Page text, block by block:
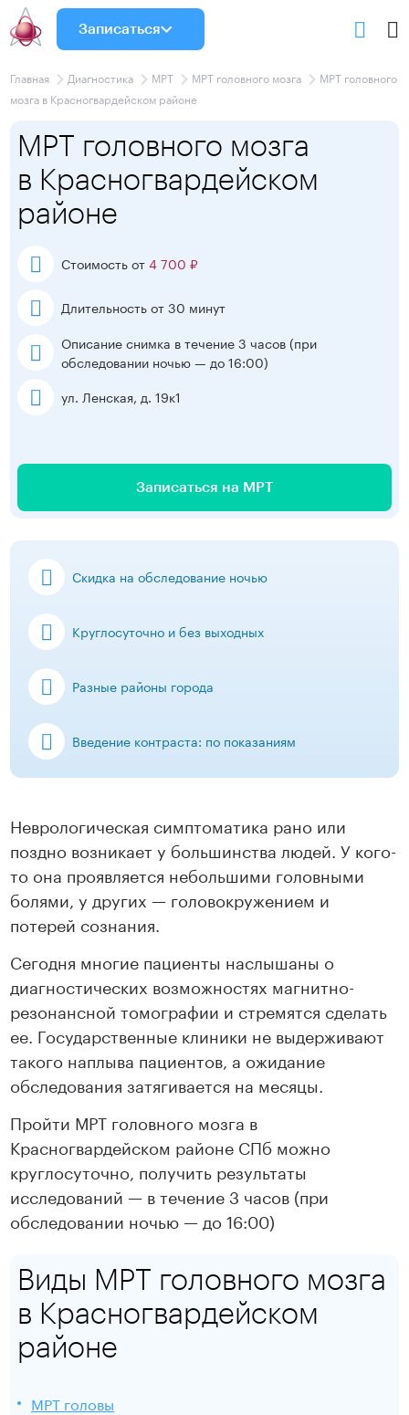
Записаться
Главная Диагностика МРТ МРТ головного мозга
МРТ головного
мозга в Красногвардейском районе
МРТ головного мозга
в Красногвардейском
районе
Стоимость от4 700 ₽
Длительность от 30 минут
Описание снимка в течение 3 часов(при
обследовании ночью — до 16:00)
ул. Ленская, д. 19к1
Записаться на МРТ
Скидка на обследование ночью
Круглосуточно и без выходных
Разные районы города
Введение контраста: по показаниям
Неврологическая симптоматика рано или
поздно возникает у большинства людей. У кого-
то она проявляется небольшими головными
болями, у других — головокружением и
потерей сознания.
Сегодня многие пациенты наслышаны о
диагностических возможностях магнитно-
резонансной томографии и стремятся сделать
ее. Государственные клиники не выдерживают
такого наплыва пациентов, а ожидание
обследования затягивается на месяцы.
Пройти МРТ головного мозга в
Красногвардейском районе СПб можно
круглосуточно, получить результаты
исследований — в течение 3 часов (при
обследовании ночью — до 16:00)
Виды МРТ головного мозга
в Красногвардейском
районе
МРТ головы